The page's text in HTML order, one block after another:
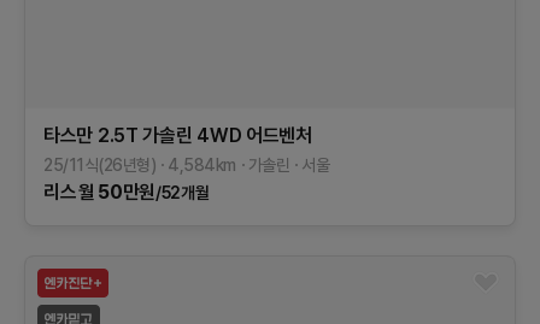
타스만 2.5T 가솔린 4WD 어드벤처
25/11식(26년형) 4,584km 가솔린 서울
리스월 50만원/52개월